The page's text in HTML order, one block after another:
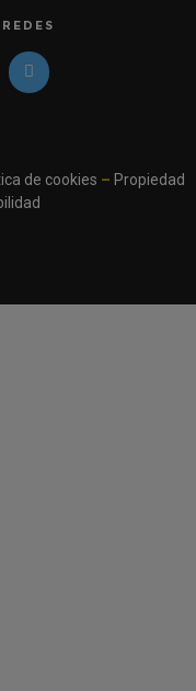
de cookies – Propiedad